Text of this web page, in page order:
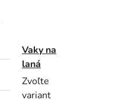
Vaky na
laná
Zvoľte
variant